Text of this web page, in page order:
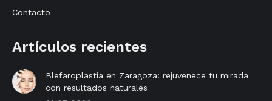
Contacto
Artículos recientes
Blefaroplastia en Zaragoza: rejuvenece tu mirada
con resultados naturales